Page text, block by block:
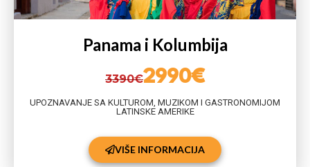
Panama i Kolumbija
3390€2990€
UPOZNAVANJE SA KULTUROM, MUZIKOM I GASTRONOMIJOM
LATINSKE AMERIKE
VIŠE INFORMACIJA